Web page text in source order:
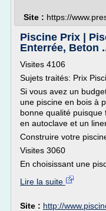
Site : https://
Piscine Prix |
Enterrée, Beton
Visites 4106
Sujets traités: Prix
Si vous avez un
une piscine en bois à
bonne qualité puisque
en autoclave et un
Construire votre
Visites 3060
En choisissant une
Lire la suite
Site : http://